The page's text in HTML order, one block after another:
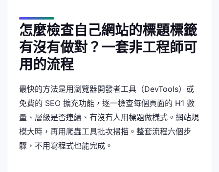
怎麼檢查自己網站的標題標籤
有沒有做對？一套非工程師可
用的流程
最快的方法是用瀏覽器開發者工具（DevTools）或
免費的 SEO 擴充功能，逐一檢查每個頁面的 H1 數
量、層級是否連續、有沒有人用標題做樣式。網站規
模大時，再用爬蟲工具批次掃描。整套流程六個步
驟，不用寫程式也能完成。